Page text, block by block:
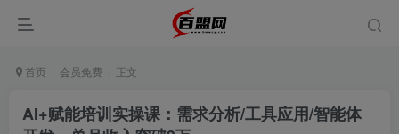
首页 会员免费 正文
AI+赋能培训实操课：需求分析/工具应用/智能体